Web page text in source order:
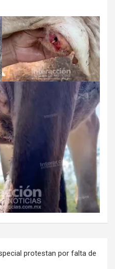
protestan por falta de